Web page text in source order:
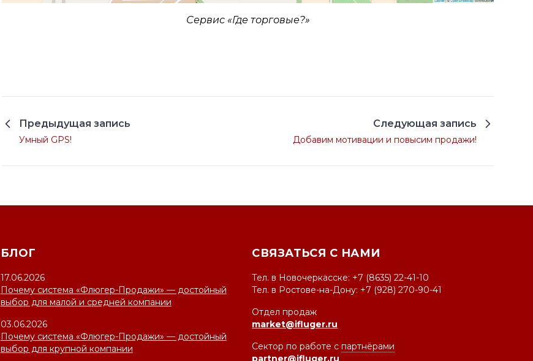
Сервис «Где торговые?»
Предыдущая запись
Умный GPS!
Следующая запись
Добавим мотивации и повысим продажи!
БЛОГ
17.06.2026
Почему система «Флюгер-Продажи» — достойный
выбор для малой и средней компании
03.06.2026
Почему система «Флюгер-Продажи» — достойный
выбор для крупной компании
СВЯЗАТЬСЯ С НАМИ
Тел. в Новочеркасске: +7 (8635) 22-41-10
Тел. в Ростове-на-Дону: +7 (928) 270-90-41
Отдел продаж
market@ifluger.ru
Сектор по работе спартнёрами
partner@ifluger.ru